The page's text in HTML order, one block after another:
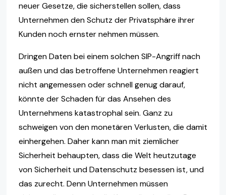
neuer Gesetze, die sicherstellen sollen, dass
Unternehmen den Schutz der Privatsphäre ihrer
Kunden noch ernster nehmen müssen.
Dringen Daten bei einem solchen SIP-Angriff nach
außen und das betroffene Unternehmen reagiert
nicht angemessen oder schnell genug darauf,
könnte der Schaden für das Ansehen des
Unternehmens katastrophal sein. Ganz zu
schweigen von den monetären Verlusten, die damit
einhergehen. Daher kann man mit ziemlicher
Sicherheit behaupten, dass die Welt heutzutage
von Sicherheit und Datenschutz besessen ist, und
das zurecht. Denn Unternehmen müssen